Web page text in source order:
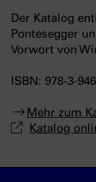
Der Katalog
Pontesegger
Vorwort von
ISBN: 978-3-
Mehr zum
Katalog